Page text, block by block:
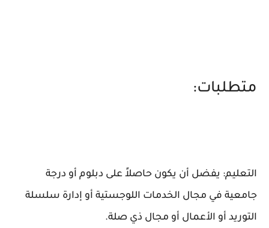
متطلبات:
التعليم: يفضل أن يكون حاصلاً على دبلوم أو درجة
جامعية في مجال الخدمات اللوجستية أو إدارة سلسلة
التوريد أو الأعمال أو مجال ذي صلة.